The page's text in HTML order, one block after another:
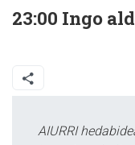
23:00 Ingo
AIURRI